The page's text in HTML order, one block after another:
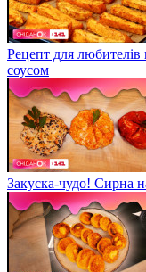
Рецепт для любителів
соусом
Закуска-чудо! Сирна